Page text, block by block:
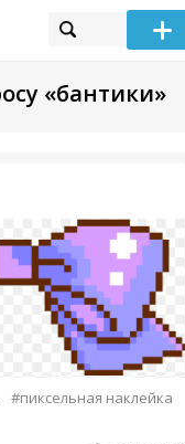
«бантики»
#пиксельная наклейка